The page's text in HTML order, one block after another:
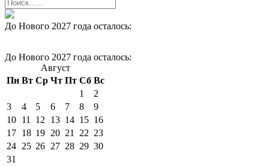
До Нового 2027 года осталось:
До Нового 2027 года осталось:
Август
Пн Вт Ср Чт Пт Сб Вс
1
2
3
4 5 6 7 8
9
10 11 12 13 14 15 16
17 18 19 20 21 22 23
24 25 26 27 28 29 30
31